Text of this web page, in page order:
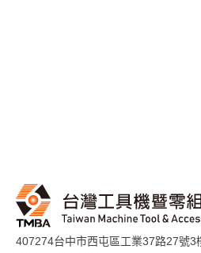
407274台中市西屯區工業37路27號3